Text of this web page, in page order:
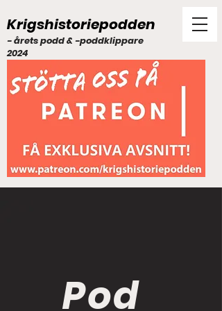
Krigshistoriepodden
- årets podd & -poddklippare
2024
Pod